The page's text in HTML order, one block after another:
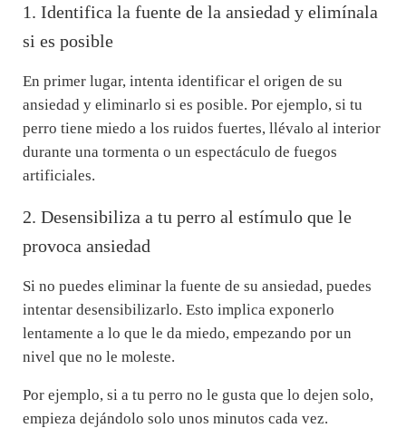
1. Identifica la fuente de la ansiedad y elimínala
si es posible
En primer lugar, intenta identificar el origen de su
ansiedad y eliminarlo si es posible. Por ejemplo, si tu
perro tiene miedo a los ruidos fuertes, llévalo al interior
durante una tormenta o un espectáculo de fuegos
artificiales.
2. Desensibiliza a tu perro al estímulo que le
provoca ansiedad
Si no puedes eliminar la fuente de su ansiedad, puedes
intentar desensibilizarlo. Esto implica exponerlo
lentamente a lo que le da miedo, empezando por un
nivel que no le moleste.
Por ejemplo, si a tu perro no le gusta que lo dejen solo,
empieza dejándolo solo unos minutos cada vez.